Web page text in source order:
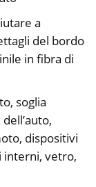
a
del bordo
in fibra di
soglia
dispositivi
interni, vetro,